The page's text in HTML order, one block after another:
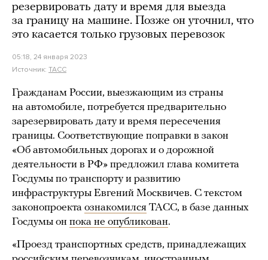
резервировать дату и время для выезда
за границу на машине. Позже он уточнил, что
это касается только грузовых перевозок
05:18, 24 января 2023
Источник: ТАСС
Гражданам России, выезжающим из страны
на автомобиле, потребуется предварительно
зарезервировать дату и время пересечения
границы. Соответствующие поправки в закон
«Об автомобильных дорогах и о дорожной
деятельности в РФ» предложил глава комитета
Госдумы по транспорту и развитию
инфраструктуры Евгений Москвичев. С текстом
законопроекта ознакомился ТАСС, в базе данных
Госдумы он пока не опубликован.
«Проезд транспортных средств, принадлежащих